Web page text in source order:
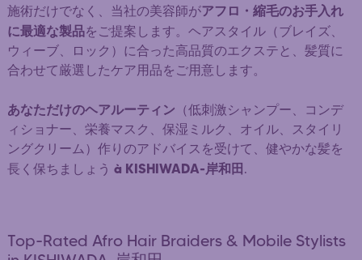
施術だけでなく、当社の美容師がアフロ・縮毛のお手入れ
に最適な製品をご提案します。ヘアスタイル（ブレイズ、
ウィーブ、ロック）に合った高品質のエクステと、髪質に
合わせて厳選したケア用品をご用意します。
あなただけのヘアルーティン （低刺激シャンプー、コンデ
ィショナー、栄養マスク、保湿ミルク、オイル、スタイリ
ングクリーム）作りのアドバイスを受けて、健やかな髪を
長く保ちましょう à KISHIWADA-岸和田 .
Top-Rated Afro Hair Braiders & Mobile Stylists